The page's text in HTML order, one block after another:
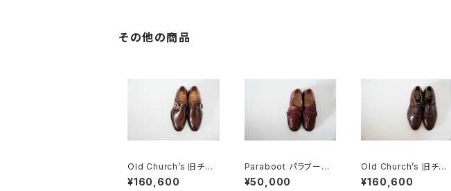
その他の商品
Old Church’s 旧チャ
ーチ 三都市 WESTBU
RY 65G DEADSTOC
¥160,600
Paraboot パラブーツ
キルトシューズ 旧ロゴ
UK5
¥50,000
Old Church’s 旧チャ
ーチ 三都市 HICKSTE
AD 65G DEADSTOC
¥160,600